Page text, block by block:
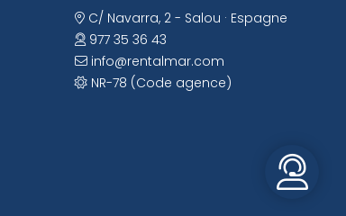
C/ Navarra, 2 - Salou · Espagne
977 35 36 43
info@rentalmar.com
NR-78 (Code agence)